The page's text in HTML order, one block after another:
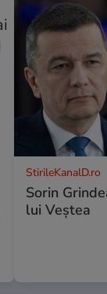
StirileKanalD.ro
Sorin
lui Veștea